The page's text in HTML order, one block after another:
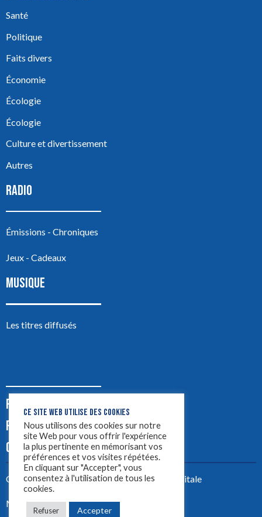
Santé
Politique
Faits divers
Économie
Écologie
Écologie
Culture et divertissement
Autres
RADIO
Émissions - Chroniques
Jeux - Cadeaux
MUSIQUE
Les titres diffusés
PODCASTS
PUB
CONTACT
Créez votre site avecYellowtie – Agence Digitale
Mentions légales
CE SITE WEB UTILISE DES COOKIES
Nous utilisons des cookies sur notre
site Web pour vous offrir l'expérience
la plus pertinente en mémorisant vos
préférences et vos visites répétées.
En cliquant sur "Accepter", vous
consentez à l'utilisation de tous les
cookies.
Refuser Accepter